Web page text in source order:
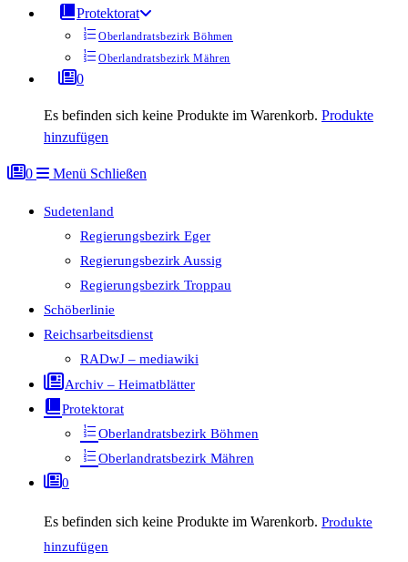
Protektorat
Oberlandratsbezirk Böhmen
Oberlandratsbezirk Mähren
0
Es befinden sich keine Produkte im Warenkorb. Produkte
hinzufügen
0 Menü Schließen
Sudetenland
Regierungsbezirk Eger
Regierungsbezirk Aussig
Regierungsbezirk Troppau
Schöberlinie
Reichsarbeitsdienst
RADwJ – mediawiki
Archiv – Heimatblätter
Protektorat
Oberlandratsbezirk Böhmen
Oberlandratsbezirk Mähren
0
Es befinden sich keine Produkte im Warenkorb. Produkte
hinzufügen